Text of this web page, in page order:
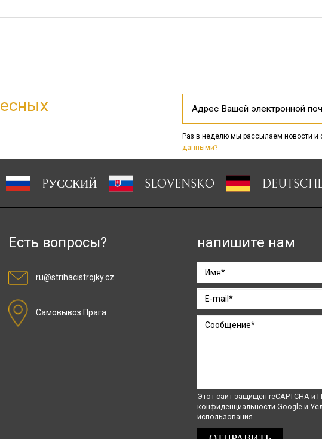
Раз в неделю мы рассылаем новости
данными?
PУССКИЙ SLOVENSKO
Есть вопросы?
ru@strihacistrojky.cz
Самовывоз Прага
напишите нам
Этот сайт защищен reCAPTCHA и
конфиденциальности Google и
использования .